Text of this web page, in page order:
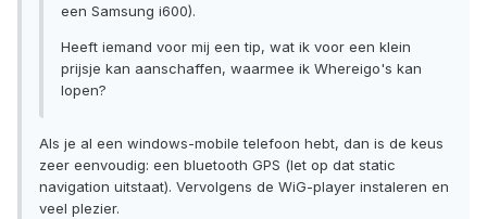
een Samsung i600).
Heeft iemand voor mij een tip, wat ik voor een klein
prijsje kan aanschaffen, waarmee ik Whereigo's kan
lopen?
Als je al een windows-mobile telefoon hebt, dan is de keus
zeer eenvoudig: een bluetooth GPS (let op dat static
navigation uitstaat). Vervolgens de WiG-player instaleren en
veel plezier.